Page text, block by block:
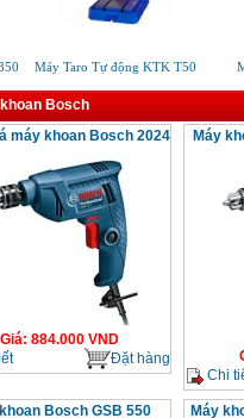
Máy Taro Tự động KTK T50
Bosch
máy khoan Bosch 2024
Giá: 884.000VND
Đặt hàng
Máy
Chi
Bosch GSB 550
Máy